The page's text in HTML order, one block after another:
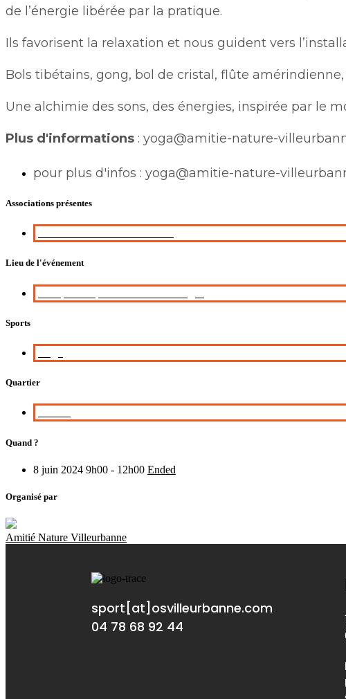
de l’énergie libérée par la pratique.
Ils favorisent la relaxation et nous guident vers
Bols tibétains, gong, bol de cristal, flûte
Une alchimie des sons, des énergies, inspirée par le
Plus d'informations : yoga@amitie-nature-
pour plus d'infos : yoga@amitie-nature-
Associations présentes
Lieu de l'événement
Sports
Quartier
Quand ?
8 juin 2024 9h00 - 12h00 Ended
Organisé par
Amitié Nature Villeurbanne
sport[at]osvilleurbanne.com
04 78 68 92 44